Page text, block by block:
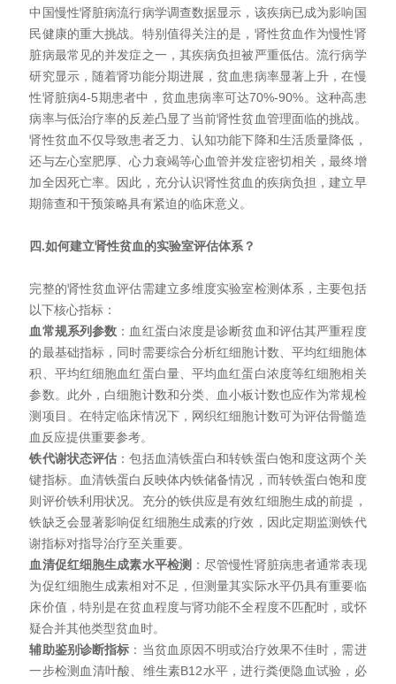
中国慢性肾脏病流行病学调查数据显示，该疾病已成为影响国
民健康的重大挑战。特别值得关注的是，肾性贫血作为慢性肾
脏病最常见的并发症之一，其疾病负担被严重低估。流行病学
研究显示，随着肾功能分期进展，贫血患病率显著上升，在慢
性肾脏病4-5期患者中，贫血患病率可达70%-90%。这种高患
病率与低治疗率的反差凸显了当前肾性贫血管理面临的挑战。
肾性贫血不仅导致患者乏力、认知功能下降和生活质量降低，
还与左心室肥厚、心力衰竭等心血管并发症密切相关，最终增
加全因死亡率。因此，充分认识肾性贫血的疾病负担，建立早
期筛查和干预策略具有紧迫的临床意义。
四.如何建立肾性贫血的实验室评估体系？
完整的肾性贫血评估需建立多维度实验室检测体系，主要包括
以下核心指标：
血常规系列参数 ：血红蛋白浓度是诊断贫血和评估其严重程度
的最基础指标，同时需要综合分析红细胞计数、平均红细胞体
积、平均红细胞血红蛋白量、平均血红蛋白浓度等红细胞相关
参数。此外，白细胞计数和分类、血小板计数也应作为常规检
测项目。在特定临床情况下，网织红细胞计数可为评估骨髓造
血反应提供重要参考。
铁代谢状态评估 ：包括血清铁蛋白和转铁蛋白饱和度这两个关
键指标。血清铁蛋白反映体内铁储备情况，而转铁蛋白饱和度
则评价铁利用状况。充分的铁供应是有效红细胞生成的前提，
铁缺乏会显著影响促红细胞生成素的疗效，因此定期监测铁代
谢指标对指导治疗至关重要。
血清促红细胞生成素水平检测 ：尽管慢性肾脏病患者通常表现
为促红细胞生成素相对不足，但测量其实际水平仍具有重要临
床价值，特别是在贫血程度与肾功能不全程度不匹配时，或怀
疑合并其他类型贫血时。
辅助鉴别诊断指标 ：当贫血原因不明或治疗效果不佳时，需进
一步检测血清叶酸、维生素B12水平，进行粪便隐血试验，必